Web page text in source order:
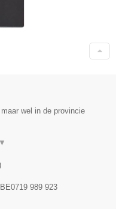
wel in de provincie
▼
BE0719 989 923